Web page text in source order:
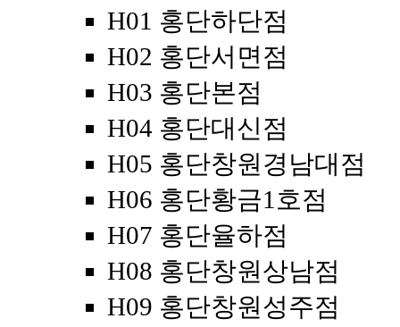
H01 홍단하단점
H02 홍단서면점
H03 홍단본점
H04 홍단대신점
H05 홍단창원경남대점
H06 홍단황금1호점
H07 홍단율하점
H08 홍단창원상남점
H09 홍단창원성주점